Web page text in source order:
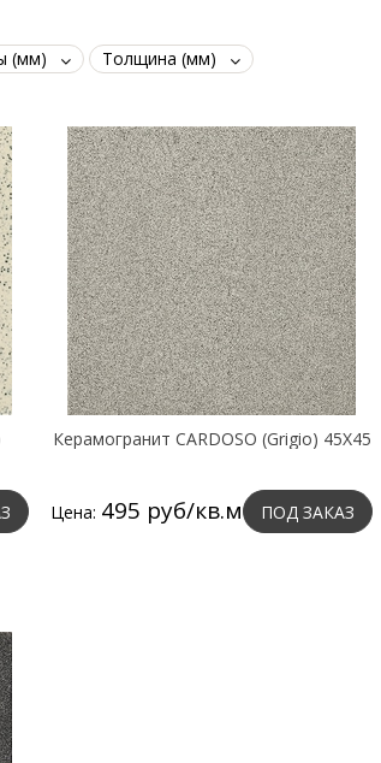
(мм) Толщина (мм)
Керамогранит CARDOSO (Grigio) 45X45
Цена: 495 руб/кв.м ПОД ЗАКАЗ